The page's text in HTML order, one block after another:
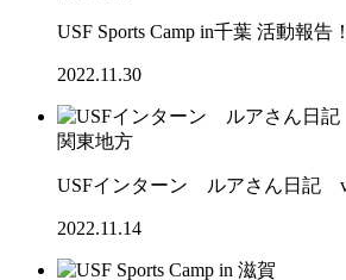
USF Sports Camp in千葉 活動報告
2022.11.30
関東地方
USFインターン ルアさん日記
2022.11.14